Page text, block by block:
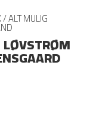
ALT MULIG
LØVSTRØM